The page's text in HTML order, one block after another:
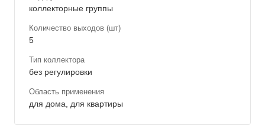
коллекторные группы
Количество выходов (шт)
5
Тип коллектора
без регулировки
Область применения
для дома, для квартиры